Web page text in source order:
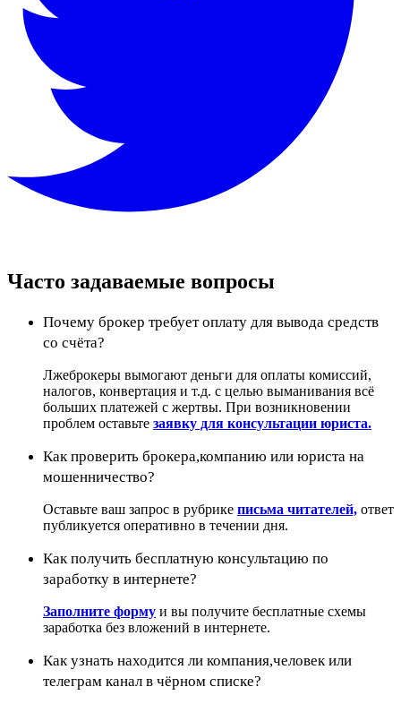
Часто задаваемые вопросы
Почему брокер требует оплату для вывода средств
со счёта?
Лжеброкеры вымогают деньги для оплаты комиссий,
налогов, конвертация и т.д. с целью выманивания всё
больших платежей с жертвы. При возникновении
проблем оставьте заявку для консультации юриста.
Как проверить брокера,компанию или юриста на
мошенничество?
Оставьте ваш запрос в рубрике письма читателей, ответ
публикуется оперативно в течении дня.
Как получить бесплатную консультацию по
заработку в интернете?
Заполните форму и вы получите бесплатные схемы
заработка без вложений в интернете.
Как узнать находится ли компания,человек или
телеграм канал в чёрном списке?